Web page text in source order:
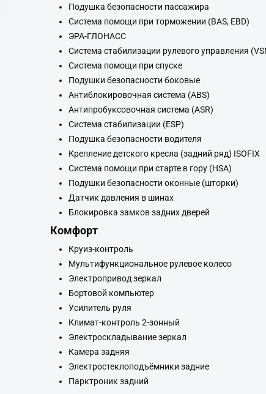
Подушка безопасности пассажира
Система помощи при торможении (BAS, EBD)
ЭРА-ГЛОНАСС
Система стабилизации рулевого управления
Система помощи при спуске
Подушки безопасности боковые
Антиблокировочная система (ABS)
Антипробуксовочная система (ASR)
Система стабилизации (ESP)
Подушка безопасности водителя
Крепление детского кресла (задний ряд) ISOFIX
Система помощи при старте в гору (HSA)
Подушки безопасности оконные (шторки)
Датчик давления в шинах
Блокировка замков задних дверей
Комфорт
Круиз-контроль
Мультифункциональное рулевое колесо
Электропривод зеркал
Бортовой компьютер
Усилитель руля
Климат-контроль 2-зонный
Электроскладывание зеркал
Камера задняя
Электростеклоподъёмники задние
Парктроник задний